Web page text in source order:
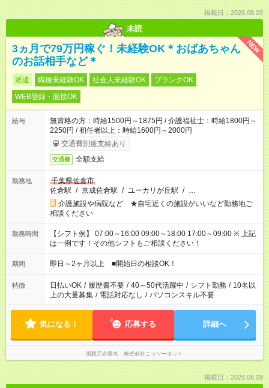
掲載日：2026.08.09
未読
NEW
3ヵ月で79万円稼ぐ！未経験OK＊おばあちゃん
のお話相手など＊
派遣 職種未経験OK 社会人未経験OK
ブランクOK
WEB登録・面接OK
給与
無資格の方：時給1500円～1875円 / 介護福祉士：時給1800円～
2250円 / 初任者以上：時給1600円～2000円
交通費別途支給あり
交通費 全額支給
勤務地
千葉県佐倉市
佐倉駅 / 京成佐倉駅 / ユーカリが丘駅 / …
介護施設や病院など ★自宅近くの施設がいいなど勤務地ご
相談ください
勤務時間
【シフト例】 07:00～16:00 09:00～18:00 17:00～09:00 ※ 上記
は一例です！その他シフトもご相談ください！
期間 即日～2ヶ月以上 ■開始日の相談OK！
特徴 日払いOK / 履歴書不要 / 40～50代活躍中 / シフト勤務 / 10名以
上の大量募集 / 電話対応なし / パソコンスキル不要
気になる！ 応募する 詳細へ
掲載元企業名 株式会社ニッソーネット
掲載日：2026.08.09